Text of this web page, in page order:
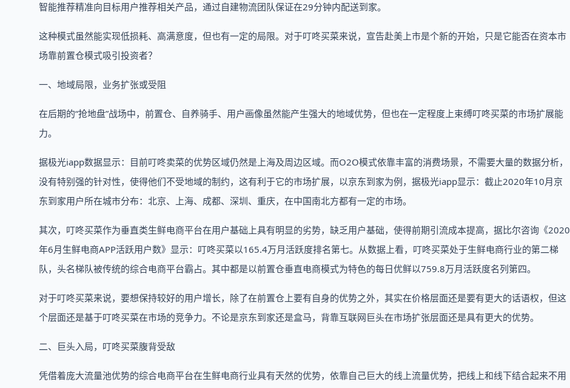
智能推荐精准向目标用户推荐相关产品，通过自建物流团队保证在29分钟内配送到家。
这种模式虽然能实现低损耗、高满意度，但也有一定的局限。对于叮咚买菜来说，宣告赴美上市是个新的开始，只是它能否在资本市
场靠前置仓模式吸引投资者？
一、地域局限，业务扩张或受阻
在后期的“抢地盘”战场中，前置仓、自养骑手、用户画像虽然能产生强大的地域优势，但也在一定程度上束缚叮咚买菜的市场扩展能
力。
据极光iapp数据显示：目前叮咚卖菜的优势区域仍然是上海及周边区域。而O2O模式依靠丰富的消费场景，不需要大量的数据分析，
没有特别强的针对性，使得他们不受地域的制约，这有利于它的市场扩展，以京东到家为例，据极光iapp显示：截止2020年10月京
东到家用户所在城市分布：北京、上海、成都、深圳、重庆，在中国南北方都有一定的市场。
其次，叮咚买菜作为垂直类生鲜电商平台在用户基础上具有明显的劣势，缺乏用户基础，使得前期引流成本提高，据比尔咨询《2020
年6月生鲜电商APP活跃用户数》显示：叮咚买菜以165.4万月活跃度排名第七。从数据上看，叮咚买菜处于生鲜电商行业的第二梯
队，头名梯队被传统的综合电商平台霸占。其中都是以前置仓垂直电商模式为特色的每日优鲜以759.8万月活跃度名列第四。
对于叮咚买菜来说，要想保持较好的用户增长，除了在前置仓上要有自身的优势之外，其实在价格层面还是要有更大的话语权，但这
个层面还是基于叮咚买菜在市场的竞争力。不论是京东到家还是盒马，背靠互联网巨头在市场扩张层面还是具有更大的优势。
二、巨头入局，叮咚买菜腹背受敌
凭借着庞大流量池优势的综合电商平台在生鲜电商行业具有天然的优势，依靠自己巨大的线上流量优势，把线上和线下结合起来不用